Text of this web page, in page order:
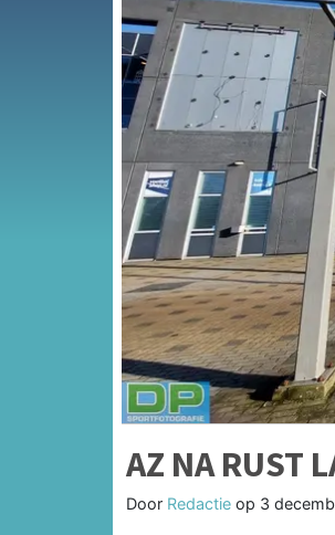
AZ NA RUST
Door Redactie op 3